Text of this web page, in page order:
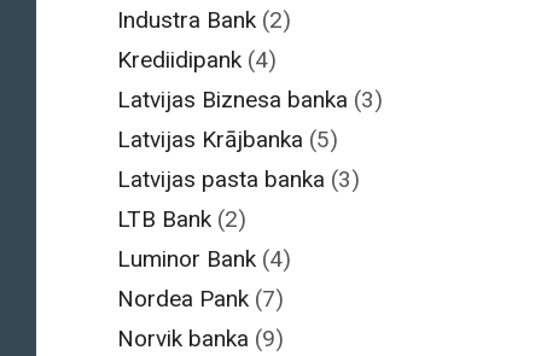
Industra Bank (2)
Krediidipank (4)
Latvijas Biznesa banka (3)
Latvijas Krājbanka (5)
Latvijas pasta banka (3)
LTB Bank (2)
Luminor Bank (4)
Nordea Pank (7)
Norvik banka (9)